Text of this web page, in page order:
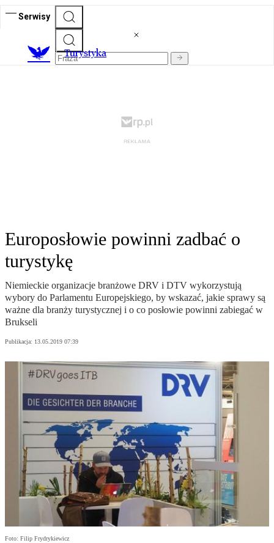
Serwisy
Turystyka
Europosłowie powinni zadbać o
turystykę
Niemieckie organizacje branżowe DRV i DTV wykorzystują
wybory do Parlamentu Europejskiego, by wskazać, jakie sprawy są
ważne dla branży turystycznej i o co posłowie powinni zabiegać w
Brukseli
Publikacja: 13.05.2019 07:39
Foto: Filip Frydrykiewicz